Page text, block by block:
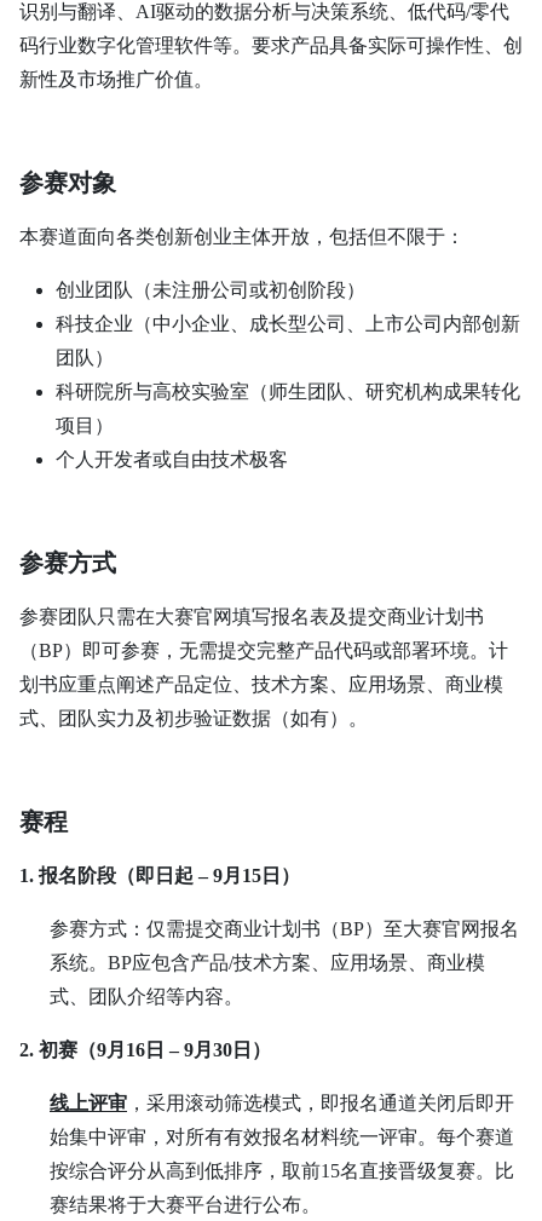
识别与翻译、AI驱动的数据分析与决策系统、低代码/零代
码行业数字化管理软件等。要求产品具备实际可操作性、创
新性及市场推广价值。
参赛对象
本赛道面向各类创新创业主体开放，包括但不限于：
创业团队（未注册公司或初创阶段）
科技企业（中小企业、成长型公司、上市公司内部创新
团队）
科研院所与高校实验室（师生团队、研究机构成果转化
项目）
个人开发者或自由技术极客
参赛方式
参赛团队只需在大赛官网填写报名表及提交商业计划书
（BP）即可参赛，无需提交完整产品代码或部署环境。计
划书应重点阐述产品定位、技术方案、应用场景、商业模
式、团队实力及初步验证数据（如有）。
赛程
1. 报名阶段（即日起 – 9月15日）
参赛方式：仅需提交商业计划书（BP）至大赛官网报名
系统。BP应包含产品/技术方案、应用场景、商业模
式、团队介绍等内容。
2. 初赛（9月16日 – 9月30日）
线上评审 ，采用滚动筛选模式，即报名通道关闭后即开
始集中评审，对所有有效报名材料统一评审。每个赛道
按综合评分从高到低排序，取前15名直接晋级复赛。比
赛结果将于大赛平台进行公布。